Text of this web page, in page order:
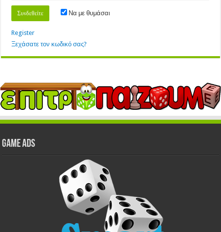
Να με θυμάσαι
Register
Ξεχάσατε τον κωδικό σας?
GAME ADS